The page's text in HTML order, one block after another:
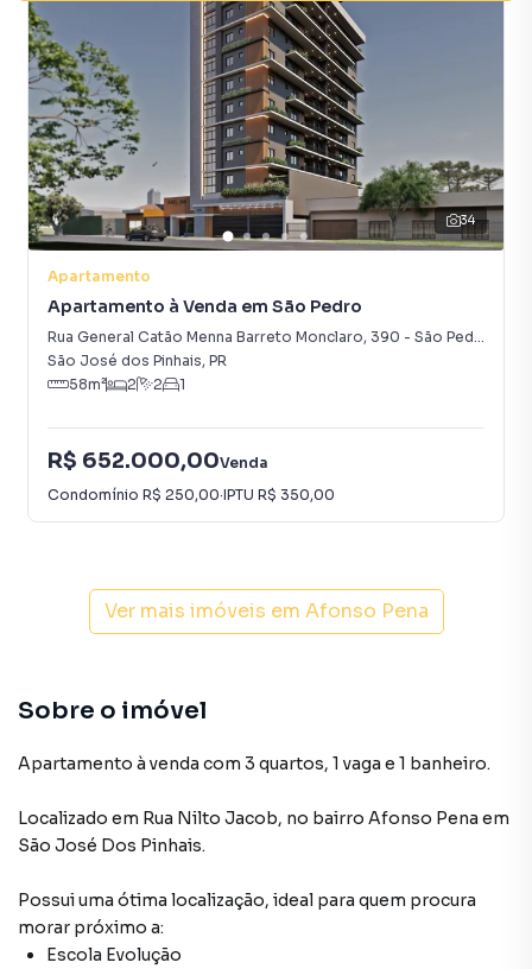
34
Apartamento
Apartamento à Venda em São Pedro
Rua General Catão Menna Barreto Monclaro, 390 - São Pedro
São José dos Pinhais, PR
58m² 2 2 1
R$ 652.000,00Venda
Condomínio R$ 250,00·IPTU R$ 350,00
Ver mais imóveis em Afonso Pena
Sobre o imóvel
Apartamento à venda com 3 quartos, 1 vaga e 1 banheiro.
Localizado em Rua Nilto Jacob, no bairro Afonso Pena em
São José Dos Pinhais.
Possui uma ótima localização, ideal para quem procura
morar próximo a:
Escola Evolução